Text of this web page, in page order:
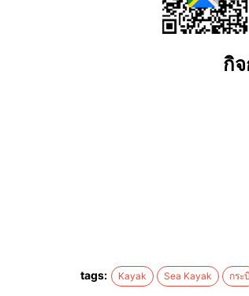
กิ
tags: Kayak Sea Kayak กระบี่